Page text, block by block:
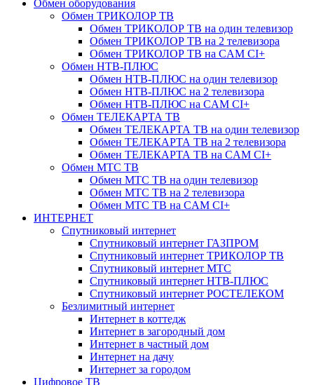
Обмен оборудования
Обмен ТРИКОЛОР ТВ
Обмен ТРИКОЛОР ТВ на один телевизор
Обмен ТРИКОЛОР ТВ на 2 телевизора
Обмен ТРИКОЛОР ТВ на CAM CI+
Обмен НТВ-ПЛЮС
Обмен НТВ-ПЛЮС на один телевизор
Обмен НТВ-ПЛЮС на 2 телевизора
Обмен НТВ-ПЛЮС на CAM CI+
Обмен ТЕЛЕКАРТА ТВ
Обмен ТЕЛЕКАРТА ТВ на один телевизор
Обмен ТЕЛЕКАРТА ТВ на 2 телевизора
Обмен ТЕЛЕКАРТА ТВ на CAM CI+
Обмен МТС ТВ
Обмен МТС ТВ на один телевизор
Обмен МТС ТВ на 2 телевизора
Обмен МТС ТВ на CAM CI+
ИНТЕРНЕТ
Спутниковый интернет
Спутниковый интернет ГАЗПРОМ
Спутниковый интернет ТРИКОЛОР ТВ
Спутниковый интернет МТС
Спутниковый интернет НТВ-ПЛЮС
Спутниковый интернет РОСТЕЛЕКОМ
Безлимитный интернет
Интернет в коттедж
Интернет в загородный дом
Интернет в частный дом
Интернет на дачу
Интернет за городом
Цифровое ТВ